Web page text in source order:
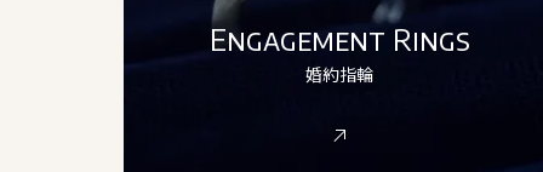
Engagement Rings
婚約指輪